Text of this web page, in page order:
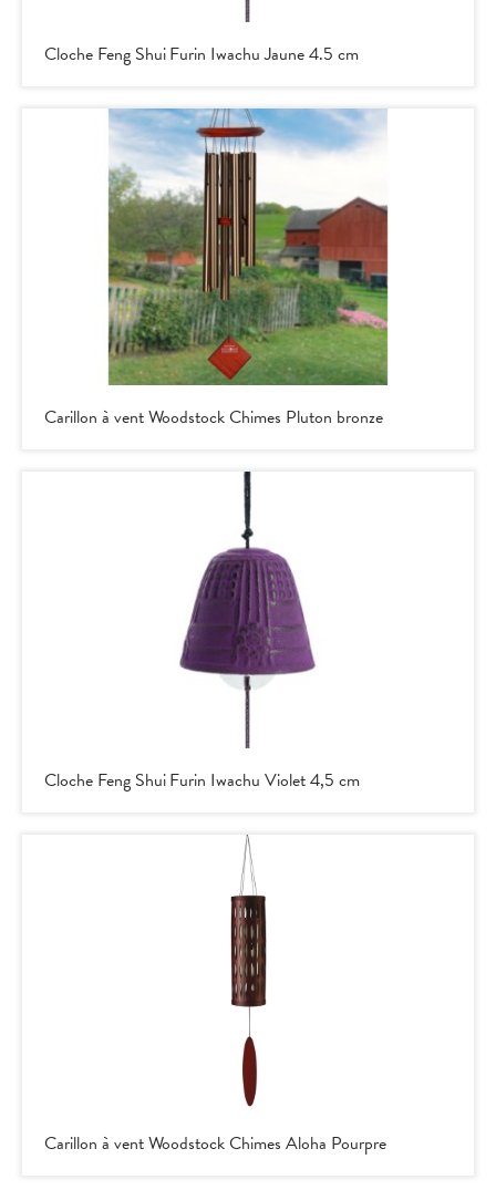
Cloche Feng Shui Furin Iwachu Jaune 4.5 cm
Carillon à vent Woodstock Chimes Pluton bronze
Cloche Feng Shui Furin Iwachu Violet 4,5 cm
Carillon à vent Woodstock Chimes Aloha Pourpre